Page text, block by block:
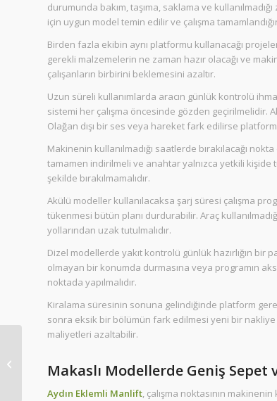
durumunda bakım, taşıma, saklama ve
için uygun model temin edilir ve çalışma
Birden fazla ekibin aynı platformu kullanacağı
gerekli malzemelerin ne zaman hazır olacağı ve
çalışanların birbirini beklemesini azaltır.
Uzun süreli kullanımlarda aracın günlük kontrolü
sistemi her çalışma öncesinde gözden geçirilmelidir.
Olağan dışı bir ses veya hareket fark edilirse
Makinenin kullanılmadığı saatlerde bırakılacağı
tamamen indirilmeli ve anahtar yalnızca yetkili kişide
şekilde bırakılmamalıdır.
Akülü modeller kullanılacaksa şarj süresi çalışma
tükenmesi bütün planı durdurabilir. Araç
yollarından uzak tutulmalıdır.
Dizel modellerde yakıt kontrolü günlük hazırlığın bir
olmayan bir konumda durmasına veya programın
noktada yapılmalıdır.
Kiralama süresinin sonuna gelindiğinde platform
sonra eksik bir bölümün fark edilmesi yeni bir
maliyetleri azaltabilir.
Makaslı Modellerde Geniş Sepet
Aydın Eklemli Manlift, çalışma noktasının
Aydın Manlift Kiralama